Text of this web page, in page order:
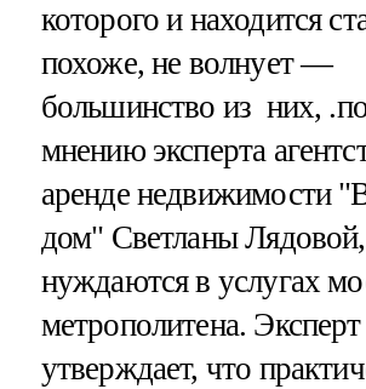
которого и находится
похоже, не волнует —
большинство из них,
мнению эксперта
аренде недвижимости
дом" Светланы
нуждаются в услугах
метрополитена. Эксперт
утверждает, что